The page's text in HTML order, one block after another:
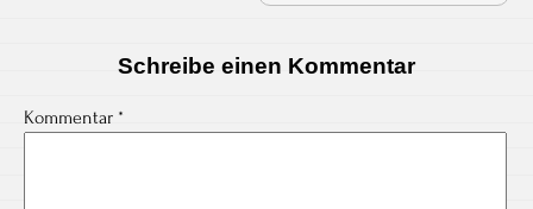
Schreibe einen Kommentar
Kommentar *